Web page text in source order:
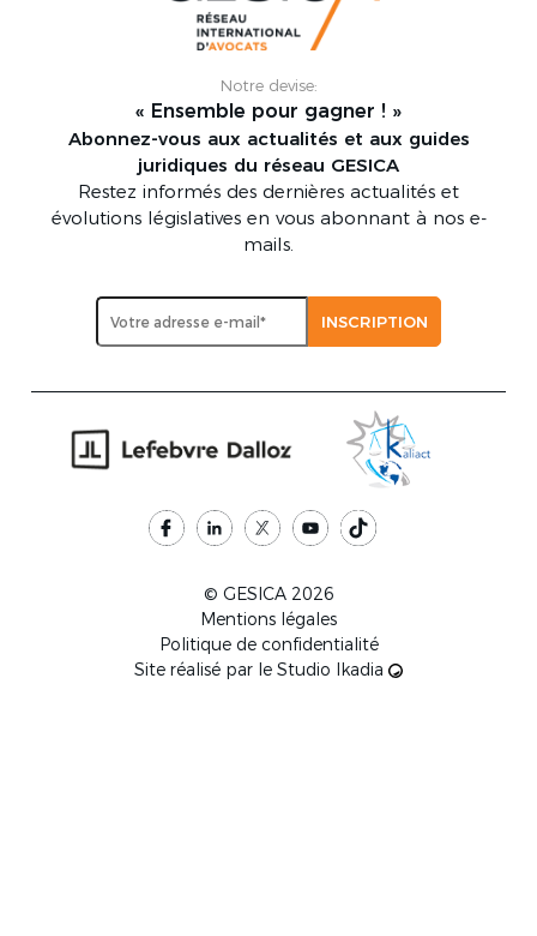
Notre devise:
« Ensemble pour gagner ! »
Abonnez-vous aux actualités et aux guides
juridiques du réseau GESICA
Restez informés des dernières actualités et
évolutions législatives en vous abonnant à nos e-
mails.
© GESICA 2026
Mentions légales
Politique de confidentialité
Site réalisé par le Studio Ikadia